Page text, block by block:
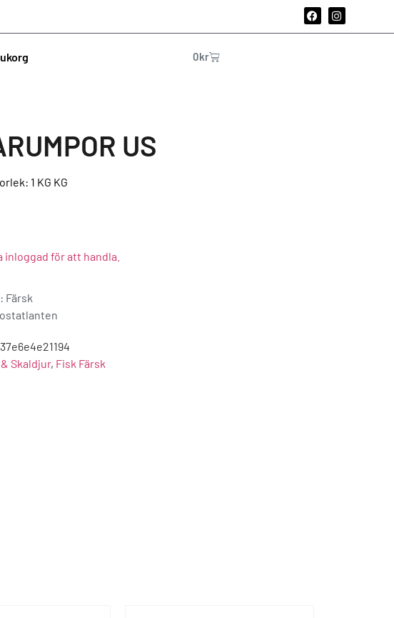
0kr
US
1 KG KG
inloggad för att handla.
Färsk
37e6e4e21194
Skaldjur, Fisk Färsk